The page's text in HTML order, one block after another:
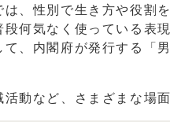
は、性別で生き方や役割
何気なく使っている表
て、内閣府が発行する「
動など、さまざまな場